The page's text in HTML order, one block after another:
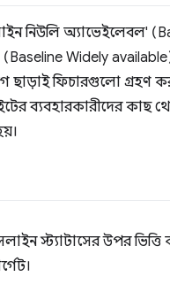
নিউলি অ্যাভেইলেবল'
Widely
ছাড়াই ফিচারগুলো গ্রহণ
ব্যবহারকারীদের কাছ
স্ট্যাটাসের উপর